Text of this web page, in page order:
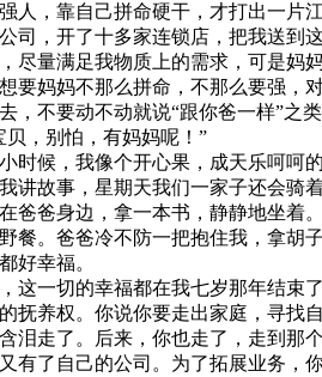
人，靠自己拼命硬干，才打出一片
司，开了十多家连锁店，把我送到
尽量满足我物质上的需求，可是妈
妈妈不那么拼命，不那么要强，对
，不要动不动就说“跟你爸一样”之
贝，别怕，有妈妈呢！”
候，我像个开心果，成天乐呵呵的
讲故事，星期天我们一家子还会骑
爸爸身边，拿一本书，静静地坐着
餐。爸爸冷不防一把抱住我，拿胡
好幸福。
一切的幸福都在我七岁那年结束了
抚养权。你说你要走出家庭，寻找
走了。后来，你也走了，走到那个
有了自己的公司。为了拓展业务，